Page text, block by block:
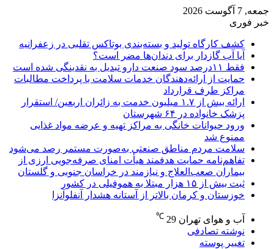
جمعه, 7 آگوست 2026
خبر فوری
کشف کارگاه تولید و بسته‌بندی بوتاکس تقلبی در زعفرانیه
آیا آب گازدار برای دندان‌ها مضر است؟
فقط ۱۱‌درصد سود صنعت دارو تبدیل به نقدینگی شده است
حمایت از ارائه‌دهندگان خدمات سلامت با پرداخت مطالبات
مراکز طرف قرارداد
ارائه بیش از ۱.۷ میلیون خدمت به زائران اربعین/ استقرار
پزشک خانواده در ۶۴ شهرستان
ورود حیوانات خانگی به مراکز تهیه و عرضه مواد غذایی
ممنوع شد
سلامت مردم مناطق صنعتی به‌صورت مستمر رصد می‌شود
تفاهم‌نامه حمایت هدفمند هیأت امنای صرفه‌جویی ارزی از
بیماران صعب‌العلاج و نیازمند در خراسان جنوبی و گلستان
ثبت بیش از ۱۵ هزار مبتلا به هموفیلی در کشور
خوزستان و کرمان بالاتر از آستانه هشدار آنفلوآنزا
آب و هوای تهران 29
℃
نوشته تصادفی
تغییر پوسته